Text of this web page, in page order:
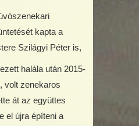
kapta a
Szilágyi Péter is,
halála után 2015-
, volt zenekaros
át az együttes
el újra építeni a